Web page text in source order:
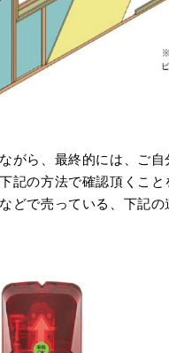
がら、最終的には、ご自
記の方法で確認頂くこと
どで売っている、下記の